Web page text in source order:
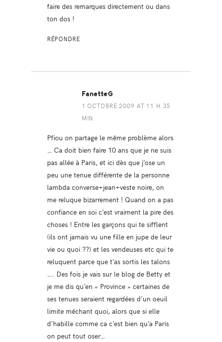
faire des remarques directement ou dans
ton dos !
RÉPONDRE
FanetteG
1 OCTOBRE 2009 AT 11 H 35
MIN
Pfiou on partage le même problème alors
… Ca doit bien faire 10 ans que je ne suis
pas allée à Paris, et ici dès que j’ose un
peu une tenue différente de la personne
lambda converse+jean+veste noire, on
me reluque bizarrement ! Quand on a pas
confiance en soi c’est vraiment la pire des
choses ! Entre les garçons qui te sifflent
(ils ont jamais vu une fille en jupe de leur
vie ou quoi ??) et les vendeuses etc qui te
reluquent parce que t’as sortis les talons
…. Des fois je vais sur le blog de Betty et
je me dis qu’en « Province » certaines de
ses tenues seraient regardées d’un oeuil
limite méchant quoi, alors que si elle
d’habille comme ca c’est bien qu’a Paris
on peut tout oser…